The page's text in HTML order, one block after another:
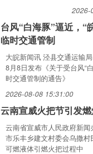
2026-
台风“白海豚”逼近，“
临时交通管制
大皖新闻讯 泾县交通运输
8月8日发布《关于受台风“
时交通管制的通告》
2026-08-08 15:31:00
云南宣威火把节引发
云南省宣威市人民政府新
市乐丰乡建文村委会乌撒
可燃液体引燃火把过程中